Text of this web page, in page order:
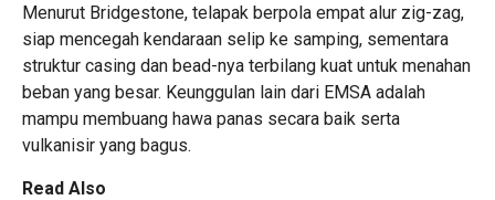
Menurut Bridgestone, telapak berpola empat alur zig-zag,
siap mencegah kendaraan selip ke samping, sementara
struktur casing dan bead-nya terbilang kuat untuk menahan
beban yang besar. Keunggulan lain dari EMSA adalah
mampu membuang hawa panas secara baik serta
vulkanisir yang bagus.
Read Also